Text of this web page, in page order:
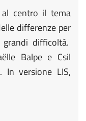
centro il tema
differenze per
difficoltà.
Balpe e Csil
In versione LIS,